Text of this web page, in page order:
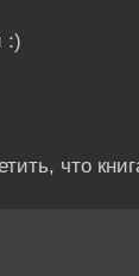
:)
что